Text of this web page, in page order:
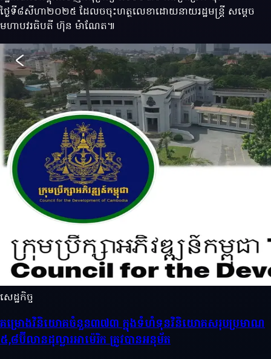
ថ្ងៃទី៨សីហា២០២៥ ដែលចចុះហត្ថលេខាដោយនាយរដ្ឋមន្ត្រី សម្តេច
មហាបវរធិបតី ហ៊ុន ម៉ាណែត៕
សេដ្ឋកិច្ច
គម្រោងវិនិយោគចំនួន៣៧៣ ក្នុងទំហំទុនវិនិយោគសរុបប្រមាណ
៥,៨ប៊ីលានដុល្លារអាម៉េរិក ត្រូវបានអនុម័ត